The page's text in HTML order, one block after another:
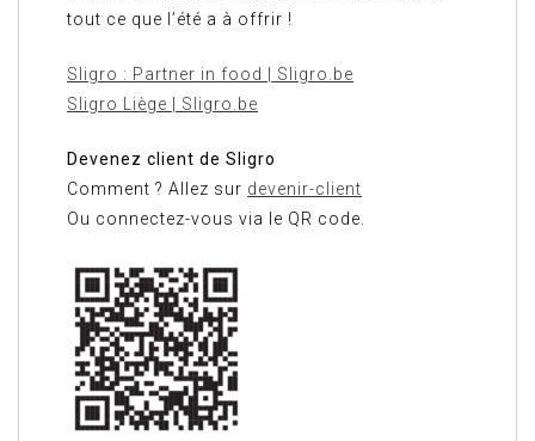
tout ce que l’été a à offrir !
Sligro : Partner in food | Sligro.be
Sligro Liège | Sligro.be
Devenez client de Sligro
Comment ? Allez sur devenir-client
Ou connectez-vous via le QR code.